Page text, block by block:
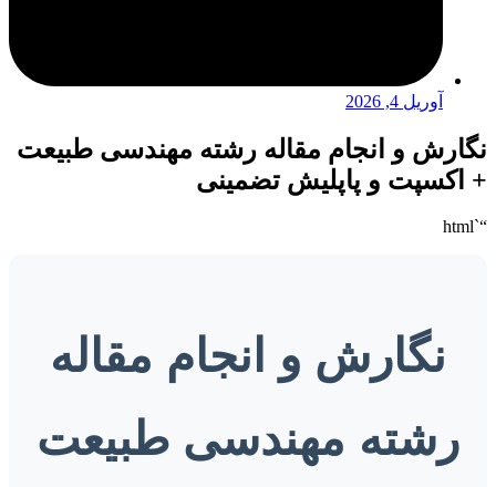
آوریل 4, 2026
نگارش و انجام مقاله رشته مهندسی طبیعت
+ اکسپت و پاپلیش تضمینی
“`html
نگارش و انجام مقاله
رشته مهندسی طبیعت